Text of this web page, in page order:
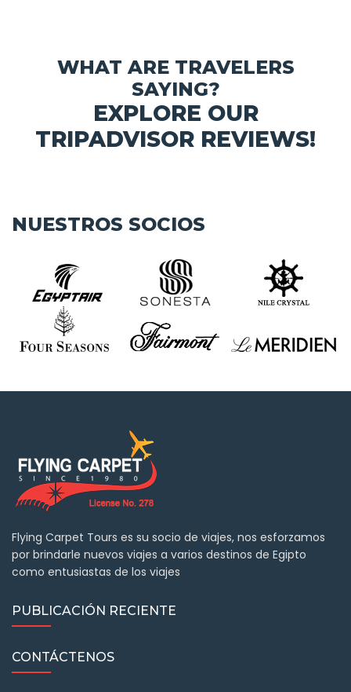
WHAT ARE TRAVELERS
SAYING?
EXPLORE OUR
TRIPADVISOR REVIEWS!
NUESTROS SOCIOS
Flying Carpet Tours es su socio de viajes, nos esforzamos
por brindarle nuevos viajes a varios destinos de Egipto
como entusiastas de los viajes
PUBLICACIÓN RECIENTE
CONTÁCTENOS